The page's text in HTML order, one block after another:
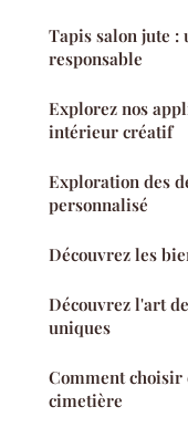
Tapis salon jute :
responsable
Explorez nos
intérieur créatif
Exploration des
personnalisé
Découvrez les
Découvrez l'art
uniques
Comment choisir
cimetière